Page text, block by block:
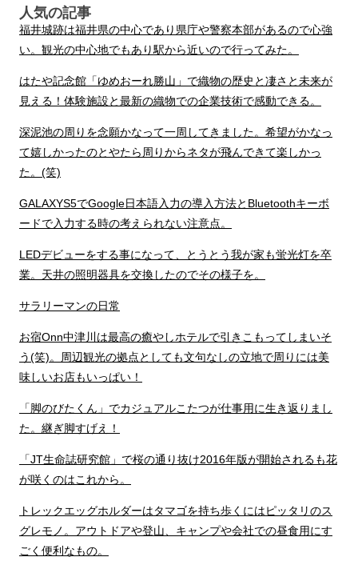
人気の記事
福井城跡は福井県の中心であり県庁や警察本部があるので心強
い。観光の中心地でもあり駅から近いので行ってみた。
はたや記念館「ゆめおーれ勝山」で織物の歴史と凄さと未来が
見える！体験施設と最新の織物での企業技術で感動できる。
深泥池の周りを念願かなって一周してきました。希望がかなっ
て嬉しかったのとやたら周りからネタが飛んできて楽しかっ
た。(笑)
GALAXYS5でGoogle日本語入力の導入方法とBluetoothキーボ
ードで入力する時の考えられない注意点。
LEDデビューをする事になって、とうとう我が家も蛍光灯を卒
業。天井の照明器具を交換したのでその様子を。
サラリーマンの日常
お宿Onn中津川は最高の癒やしホテルで引きこもってしまいそ
う(笑)。周辺観光の拠点としても文句なしの立地で周りには美
味しいお店もいっぱい！
「脚のびたくん」でカジュアルこたつが仕事用に生き返りまし
た。継ぎ脚すげえ！
「JT生命誌研究館」で桜の通り抜け2016年版が開始されるも花
が咲くのはこれから。
トレックエッグホルダーはタマゴを持ち歩くにはピッタリのス
グレモノ。アウトドアや登山、キャンプや会社での昼食用にす
ごく便利なもの。